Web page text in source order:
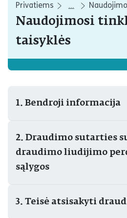
Privatiems ...
Naudojimosi
taisyklės
1. Bendroji informacija
2. Draudimo sutarties
draudimo liudijimo
sąlygos
3. Teisė atsisakyti